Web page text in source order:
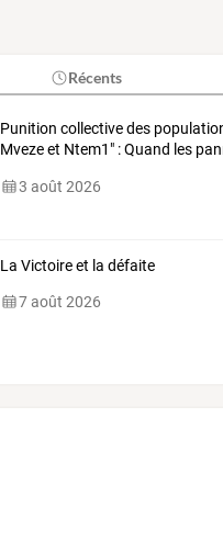
Récents
Punition collectivedes
Mvezeet Ntem1":Quand les
3 août 2026
La Victoire et la défaite
7 août 2026